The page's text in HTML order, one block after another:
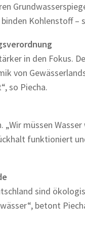
Kohlenstoff –
in den Fokus.
von
so Piecha.
müssen
funktioniert
sind
betont